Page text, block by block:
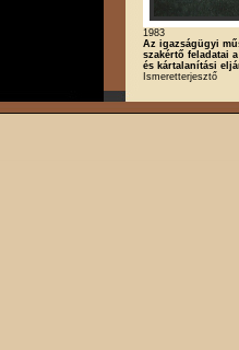
1983
Az igazságügyi
szakértő feladatai
és kártalanítási
Ismeretterjesztő